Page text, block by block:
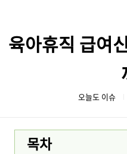
육아휴직 급여
오늘도 이슈
목차